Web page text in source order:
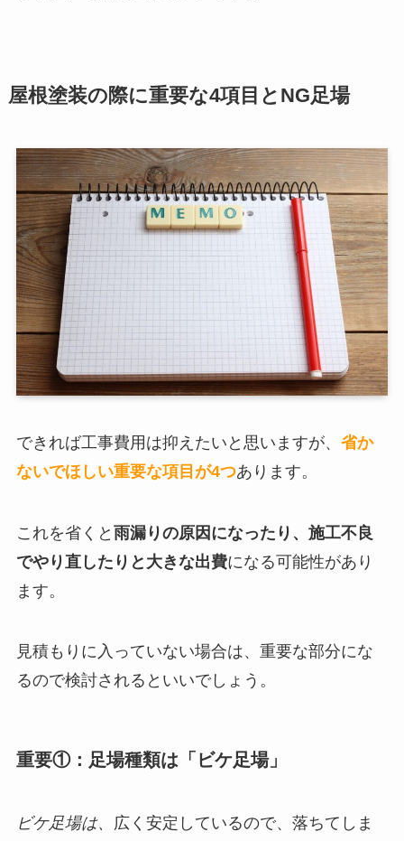
屋根塗装の際に重要な4項目とNG足場
できれば工事費用は抑えたいと思いますが、 省か
ないでほしい重要な項目が4つあります。
これを省くと 雨漏りの原因になったり、施工不良
でやり直したりと大きな出費になる可能性があり
ます。
見積もりに入っていない場合は、重要な部分にな
るので検討されるといいでしょう。
重要①：足場種類は「ビケ足場」
ビケ足場は、 広く安定しているので、落ちてしま